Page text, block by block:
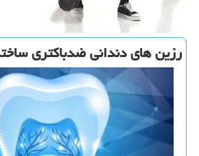
رزین های دندانی ضدباكتری